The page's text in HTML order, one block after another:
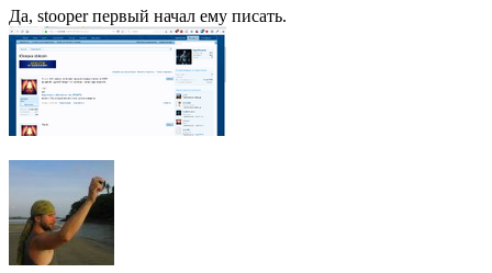
Да, stooper первый начал ему писать.